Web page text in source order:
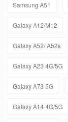
Samsung A51
Galaxy A12/M12
Galaxy A52/ A52s
Galaxy A23 4G/5G
Galaxy A73 5G
Galaxy A14 4G/5G